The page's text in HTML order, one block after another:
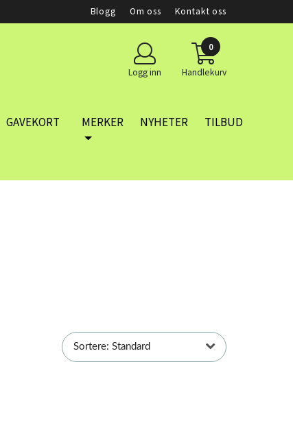
Blogg Om oss Kontakt oss
Logg inn
0
Handlekurv
GAVEKORT MERKER NYHETER TILBUD
Sortere: Standard